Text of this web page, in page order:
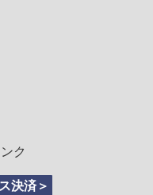
ク
決済＞